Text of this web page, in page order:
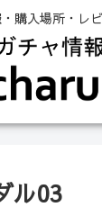
購入場所・レ
ル03